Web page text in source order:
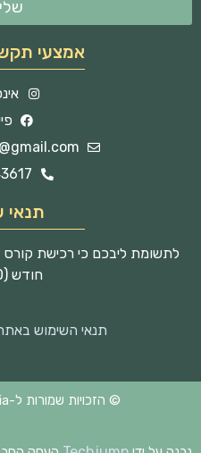
אמצעי
תנאי
לתשומת ליבכם כי רכישת
חודש (30 יום).
תנאי השימוש
© הזכויות שמורות ל-Hello Teacher Chasia